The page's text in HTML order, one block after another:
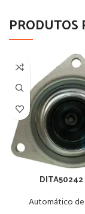
PRODUTOS
Automático